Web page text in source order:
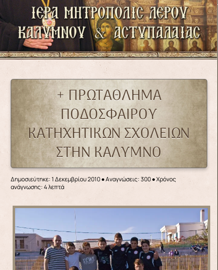
+ ΠΡΩΤΑΘΛΗΜΑ
ΠΟΔΟΣΦΑΙΡΟΥ
ΚΑΤΗΧΗΤΙΚΩΝ ΣΧΟΛΕΙΩΝ
ΣΤΗΝ ΚΑΛΥΜΝΟ
Δημοσιεύτηκε: 1 Δεκεμβρίου 2010●Αναγνώσεις: 300● Χρόνος
ανάγνωσης: 4 λεπτά